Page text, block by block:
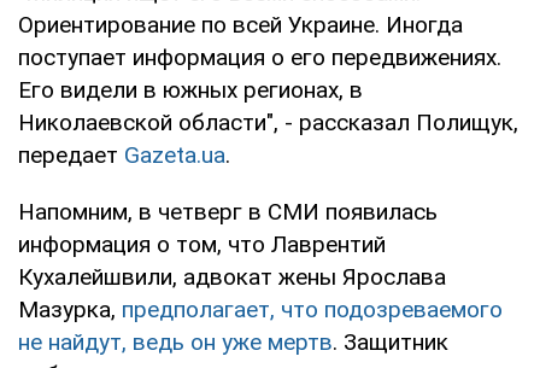
Ориентирование по всей Украине. Иногда
поступает информация о его передвижениях.
Его видели в южных регионах, в
Николаевской области", - рассказал Полищук,
передает Gazeta.ua.
Напомним, в четверг в СМИ появилась
информация о том, что Лаврентий
Кухалейшвили, адвокат жены Ярослава
Мазурка, предполагает, что подозреваемого
не найдут, ведь он уже мертв. Защитник